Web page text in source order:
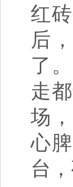
红
后
了
走
场
心
台